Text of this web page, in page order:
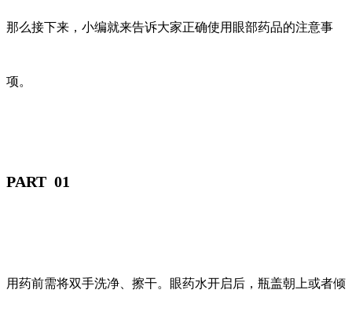
那么接下来，小编就来告诉大家正确使用眼部药品的注意事
项。
PART 01
用药前需将双手洗净、擦干。眼药水开启后，瓶盖朝上或者倾